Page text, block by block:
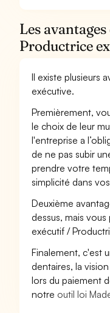
Les
Productrice
Il existe plusieurs
exécutive.
Premièrement,
le choix de leur
l'entreprise a
de ne pas subir
prendre votre
simplicité dans
Deuxième
dessus, mais
exécutif /
Finalement, c'est
dentaires, la
lors du paiement
notre outil loi